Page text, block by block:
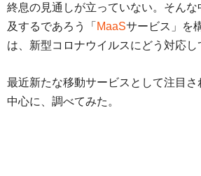
終息の見通しが立っていない。そん
及するであろう「 MaaSサービス」を
は、新型コロナウイルスにどう対応し
最近新たな移動サービスとして注目
中心に、調べてみた。